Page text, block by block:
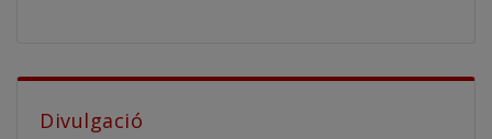
Divulgació